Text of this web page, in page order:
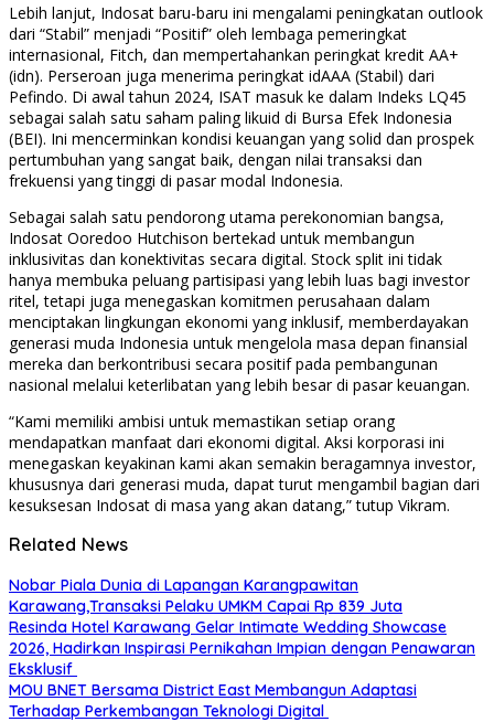
Lebih lanjut, Indosat baru-baru ini mengalami peningkatan outlook
dari “Stabil” menjadi “Positif” oleh lembaga pemeringkat
internasional, Fitch, dan mempertahankan peringkat kredit AA+
(idn). Perseroan juga menerima peringkat idAAA (Stabil) dari
Pefindo. Di awal tahun 2024, ISAT masuk ke dalam Indeks LQ45
sebagai salah satu saham paling likuid di Bursa Efek Indonesia
(BEI). Ini mencerminkan kondisi keuangan yang solid dan prospek
pertumbuhan yang sangat baik, dengan nilai transaksi dan
frekuensi yang tinggi di pasar modal Indonesia.
Sebagai salah satu pendorong utama perekonomian bangsa,
Indosat Ooredoo Hutchison bertekad untuk membangun
inklusivitas dan konektivitas secara digital. Stock split ini tidak
hanya membuka peluang partisipasi yang lebih luas bagi investor
ritel, tetapi juga menegaskan komitmen perusahaan dalam
menciptakan lingkungan ekonomi yang inklusif, memberdayakan
generasi muda Indonesia untuk mengelola masa depan finansial
mereka dan berkontribusi secara positif pada pembangunan
nasional melalui keterlibatan yang lebih besar di pasar keuangan.
“Kami memiliki ambisi untuk memastikan setiap orang
mendapatkan manfaat dari ekonomi digital. Aksi korporasi ini
menegaskan keyakinan kami akan semakin beragamnya investor,
khususnya dari generasi muda, dapat turut mengambil bagian dari
kesuksesan Indosat di masa yang akan datang,” tutup Vikram.
Related News
Nobar Piala Dunia di Lapangan Karangpawitan
Karawang,Transaksi Pelaku UMKM Capai Rp 839 Juta
Resinda Hotel Karawang Gelar Intimate Wedding Showcase
2026, Hadirkan Inspirasi Pernikahan Impian dengan Penawaran
Eksklusif
MOU BNET Bersama District East Membangun Adaptasi
Terhadap Perkembangan Teknologi Digital